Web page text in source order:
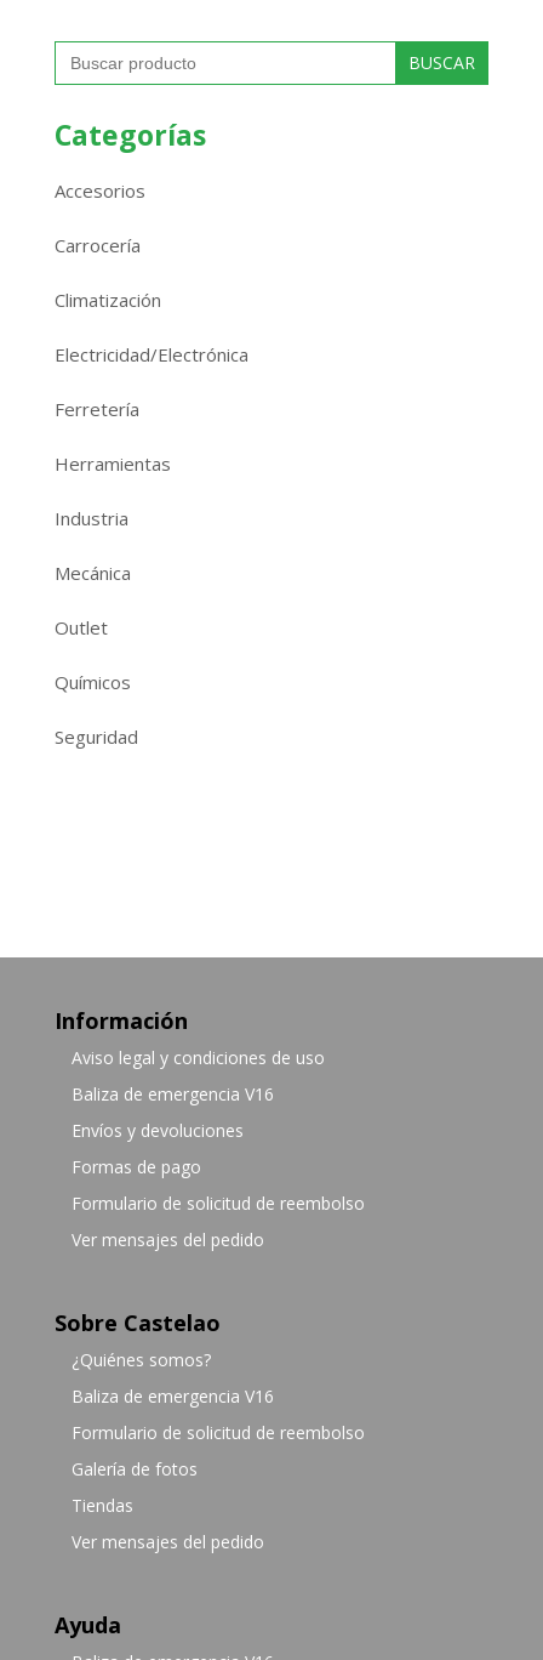
Buscar:
Categorías
Accesorios
Carrocería
Climatización
Electricidad/Electrónica
Ferretería
Herramientas
Industria
Mecánica
Outlet
Químicos
Seguridad
Información
Aviso legal y condiciones de uso
Baliza de emergencia V16
Envíos y devoluciones
Formas de pago
Formulario de solicitud de reembolso
Ver mensajes del pedido
Sobre Castelao
¿Quiénes somos?
Baliza de emergencia V16
Formulario de solicitud de reembolso
Galería de fotos
Tiendas
Ver mensajes del pedido
Ayuda